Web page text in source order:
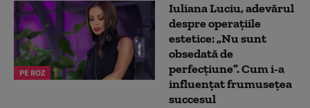
PE ROZ
Iuliana Luciu, adevărul
despre operațiile
estetice: „Nu sunt
obsedată de
perfecțiune”. Cum i-a
influențat frumusețea
succesul